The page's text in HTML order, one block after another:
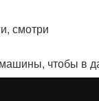
смотри
чтобы в